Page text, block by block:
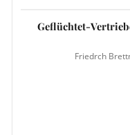
Geflüchtet-
Friedrch